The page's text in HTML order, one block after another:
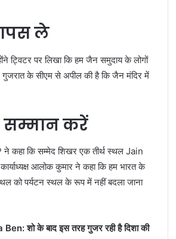
ले
ट्विटर पर लिखा कि हम जैन समुदाय के लोगों
के सीएम से अपील की है कि जैन मंदिर में
सम्मान करें
ने कहा कि सम्मेद शिखर एक तीर्थ स्थल Jain
आलोक कुमार ने कहा कि हम भारत के
को पर्यटन स्थल के रूप में नहीं बदला जाना
शो के बाद इस तरह गुजर रही है दिशा की